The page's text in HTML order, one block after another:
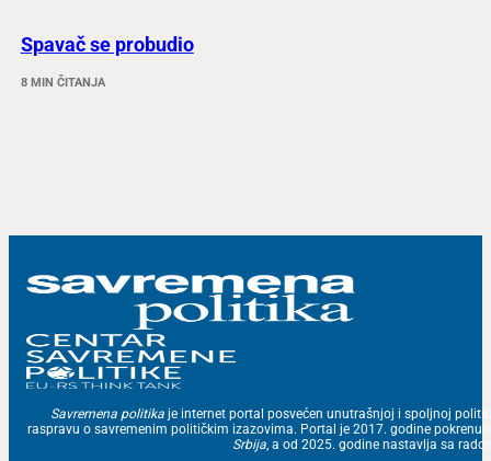
Spavač se probudio
8 MIN ČITANJA
Savremena politika je internet portal posvećen unutrašnjoj i spoljnoj
raspravu o savremenim političkim izazovima. Portal je 2017. godine
Srbija, a od 2025. godine nastavlja sa